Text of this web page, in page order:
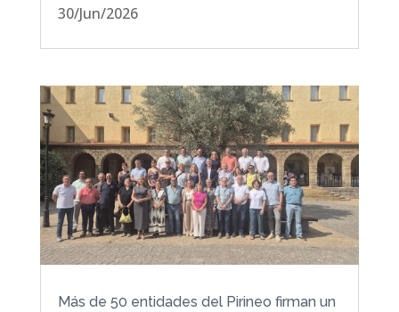
30/Jun/2026
Más de 50 entidades del Pirineo firman un